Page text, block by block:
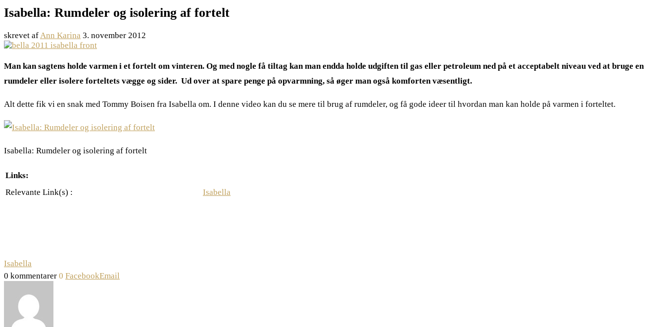
Isabella: Rumdeler og isolering af fortelt
skrevet afAnn Karina 3. november 2012
Man kan sagtens holde varmen i et fortelt om vinteren. Og med nogle få tiltag kan man endda holde udgiften til gas eller petroleum ned på et acceptabelt niveau ved at bruge en
rumdeler eller isolere forteltets vægge og sider. Ud over at spare penge på opvarmning, så øger man også komforten væsentligt.
Alt dette fik vi en snak med Tommy Boisen fra Isabella om. I denne video kan du se mere til brug af rumdeler, og få gode ideer til hvordan man kan holde på varmen i forteltet.
Isabella: Rumdeler og isolering af fortelt
Links:
Relevante Link(s) :
Isabella
Isabella
0 kommentarer 0 FacebookEmail